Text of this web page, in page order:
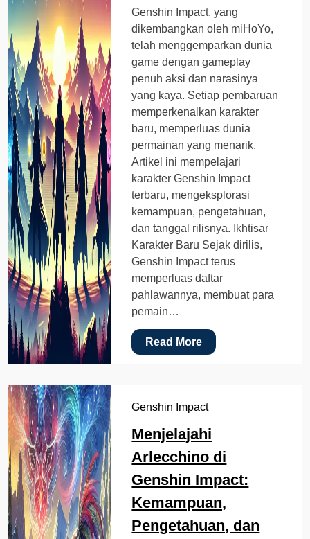
Genshin Impact, yang
dikembangkan oleh miHoYo,
telah menggemparkan dunia
game dengan gameplay
penuh aksi dan narasinya
yang kaya. Setiap pembaruan
memperkenalkan karakter
baru, memperluas dunia
permainan yang menarik.
Artikel ini mempelajari
karakter Genshin Impact
terbaru, mengeksplorasi
kemampuan, pengetahuan,
dan tanggal rilisnya. Ikhtisar
Karakter Baru Sejak dirilis,
Genshin Impact terus
memperluas daftar
pahlawannya, membuat para
pemain…
Read More
Genshin Impact
Menjelajahi
Arlecchino di
Genshin Impact:
Kemampuan,
Pengetahuan, dan